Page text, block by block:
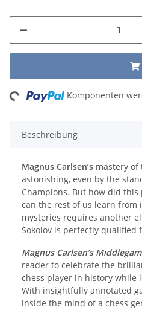
Komponenten
Beschreibung
Magnus Carlsen’s mastery of
astonishing, even by the
Champions. But how did
can the rest of us learn from
mysteries requires another
Sokolov is perfectly qualified
Magnus Carlsen’s
reader to celebrate the
chess player in history while
With insightfully annotated
inside the mind of a chess